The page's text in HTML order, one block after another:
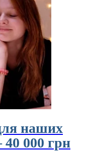
наших
000 грн